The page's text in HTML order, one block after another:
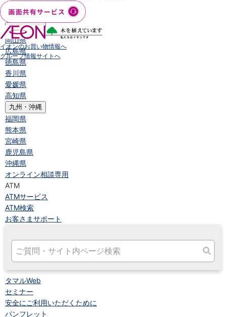
奈良県
和歌山県
中国／四国
岡山県
広島県
徳島県
香川県
愛媛県
高知県
九州・沖縄
福岡県
熊本県
宮崎県
鹿児島県
沖縄県
オンライン相談専用
ATM
ATMサービス
ATM検索
お客さまサポート
タマルWeb
セミナー
安全にご利用いただくために
パンフレット
イオンのお買い物情報へ
グループ情報サイトへ